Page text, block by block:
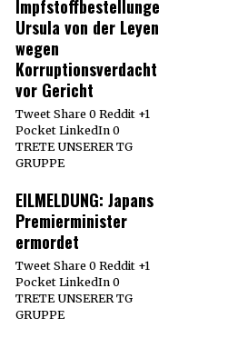
Impfstoffbestellungen:
Ursula von der Leyen
wegen
Korruptionsverdacht
vor Gericht
Tweet Share 0 Reddit +1
Pocket LinkedIn 0
TRETE UNSERER TG
GRUPPE
EILMELDUNG: Japans
Premierminister
ermordet
Tweet Share 0 Reddit +1
Pocket LinkedIn 0
TRETE UNSERER TG
GRUPPE